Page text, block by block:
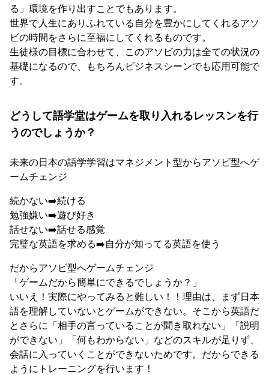
る」環境を作り出すことでもあります。
世界で人生にありふれている自分を豊かにしてくれるアソ
ビの時間をさらに至福にしてくれるものです。
生徒様の目標に合わせて、このアソビの力は全ての状況の
基礎になるので、もちろんビジネスシーンでも応用可能で
す。
どうして語学堂はゲームを取り入れるレッスンを行
うのでしょうか？
未来の日本の語学学習はマネジメント型からアソビ型へゲ
ームチェンジ
続かない➡️続ける
勉強嫌い➡️遊び好き
話せない➡️話せる感覚
完璧な英語を求める➡️自分が知ってる英語を使う
だからアソビ型へゲームチェンジ
「ゲームだから簡単にできるでしょうか？」
いいえ！実際にやってみると難しい！！理由は、まず日本
語を理解していないとゲームができない。そこから英語だ
とさらに「相手の言っていることが聞き取れない」「説明
ができない」「何もわからない」などのスキルが足りず、
会話に入っていくことができないためです。だからできる
ようにトレーニングを行います！